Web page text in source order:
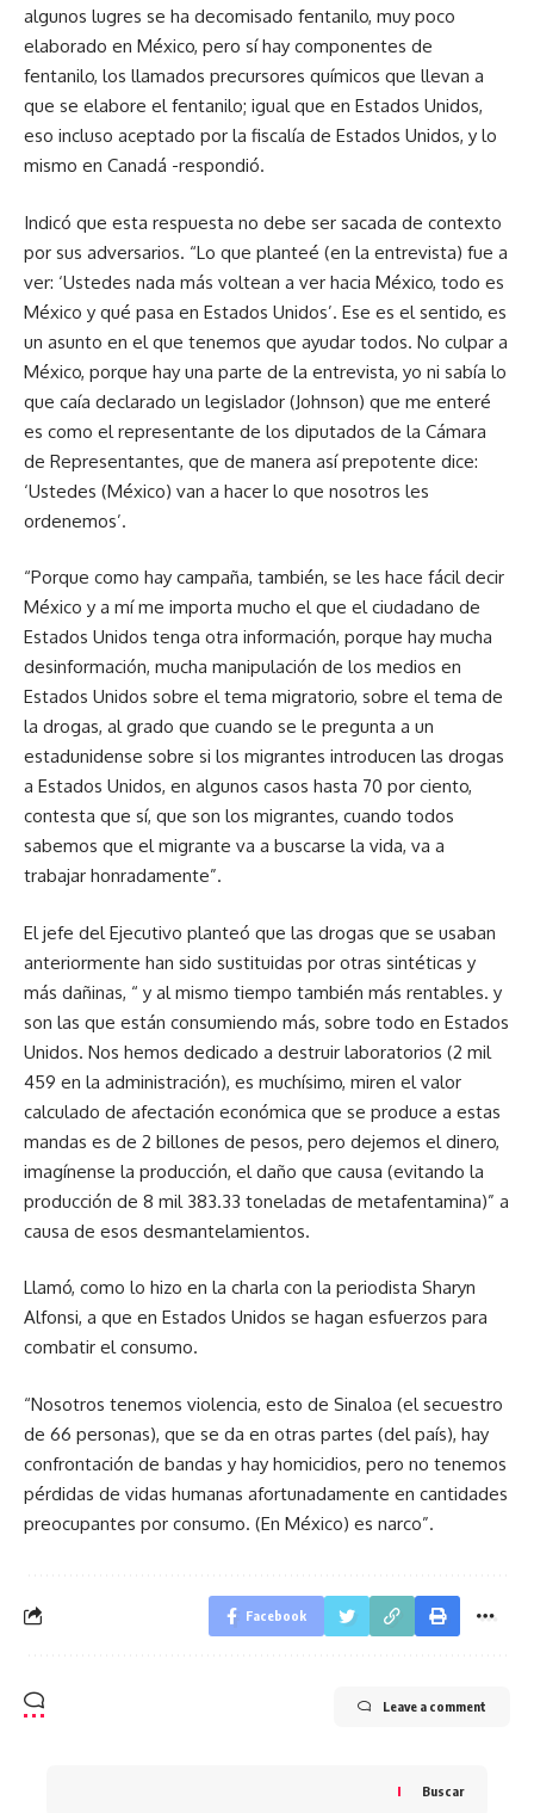
algunos lugres se ha decomisado fentanilo, muy poco
elaborado en México, pero sí hay componentes de
fentanilo, los llamados precursores químicos que llevan a
que se elabore el fentanilo; igual que en Estados Unidos,
eso incluso aceptado por la fiscalía de Estados Unidos, y lo
mismo en Canadá -respondió.
Indicó que esta respuesta no debe ser sacada de contexto
por sus adversarios. “Lo que planteé (en la entrevista) fue a
ver: ‘Ustedes nada más voltean a ver hacia México, todo es
México y qué pasa en Estados Unidos’. Ese es el sentido, es
un asunto en el que tenemos que ayudar todos. No culpar a
México, porque hay una parte de la entrevista, yo ni sabía lo
que caía declarado un legislador (Johnson) que me enteré
es como el representante de los diputados de la Cámara
de Representantes, que de manera así prepotente dice:
‘Ustedes (México) van a hacer lo que nosotros les
ordenemos’.
“Porque como hay campaña, también, se les hace fácil decir
México y a mí me importa mucho el que el ciudadano de
Estados Unidos tenga otra información, porque hay mucha
desinformación, mucha manipulación de los medios en
Estados Unidos sobre el tema migratorio, sobre el tema de
la drogas, al grado que cuando se le pregunta a un
estadunidense sobre si los migrantes introducen las drogas
a Estados Unidos, en algunos casos hasta 70 por ciento,
contesta que sí, que son los migrantes, cuando todos
sabemos que el migrante va a buscarse la vida, va a
trabajar honradamente”.
El jefe del Ejecutivo planteó que las drogas que se usaban
anteriormente han sido sustituidas por otras sintéticas y
más dañinas, “ y al mismo tiempo también más rentables. y
son las que están consumiendo más, sobre todo en Estados
Unidos. Nos hemos dedicado a destruir laboratorios (2 mil
459 en la administración), es muchísimo, miren el valor
calculado de afectación económica que se produce a estas
mandas es de 2 billones de pesos, pero dejemos el dinero,
imagínense la producción, el daño que causa (evitando la
producción de 8 mil 383.33 toneladas de metafentamina)” a
causa de esos desmantelamientos.
Llamó, como lo hizo en la charla con la periodista Sharyn
Alfonsi, a que en Estados Unidos se hagan esfuerzos para
combatir el consumo.
“Nosotros tenemos violencia, esto de Sinaloa (el secuestro
de 66 personas), que se da en otras partes (del país), hay
confrontación de bandas y hay homicidios, pero no tenemos
pérdidas de vidas humanas afortunadamente en cantidades
preocupantes por consumo. (En México) es narco”.
Facebook
Leave a comment
Buscar